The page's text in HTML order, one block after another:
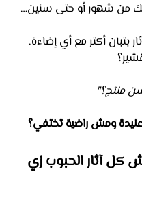
من شهور أو حتى سنين…
بتبان أكتر مع أي إضاءة.
منتج؟"
عنيدة ومش راضية تختفي؟
كل آثار الحبوب زي